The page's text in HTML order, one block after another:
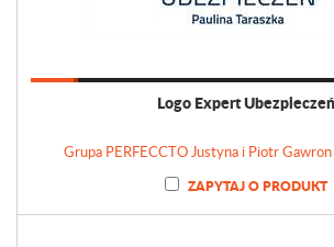
Logo Expert Ubezpieczeń
Grupa PERFECCTO Justyna i Piotr Gawron
ZAPYTAJ O PRODUKT